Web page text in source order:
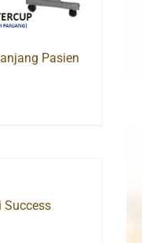
Pasien
Success